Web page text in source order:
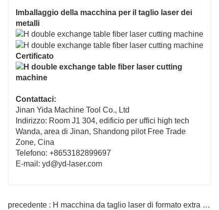
Imballaggio della macchina per il taglio laser dei
metalli
Certificato
Contattaci:
Jinan Yida Machine Tool Co., Ltd
Indirizzo: Room J1 304, edificio per uffici high tech
Wanda, area di Jinan, Shandong pilot Free Trade
Zone, Cina
Telefono: +8653182899697
E-mail: yd@yd-laser.com
precedente : H macchina da taglio laser di formato extra large di tipo completamente chiuso